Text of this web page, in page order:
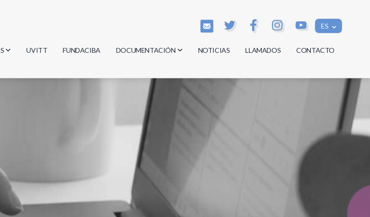
ES
UVITT FUNDACIBA DOCUMENTACIÓN
Actas
Reglamentos
Documentos
NOTICIAS LLAMADOS CONTACTO